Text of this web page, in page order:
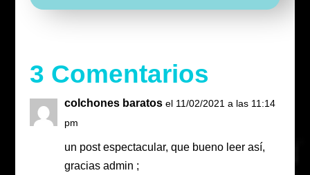
3 Comentarios
colchones baratos el 11/02/2021 a las 11:14
pm
un post espectacular, que bueno leer así,
gracias admin ;